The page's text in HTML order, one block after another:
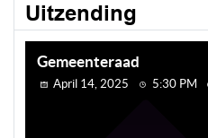
Uitzending